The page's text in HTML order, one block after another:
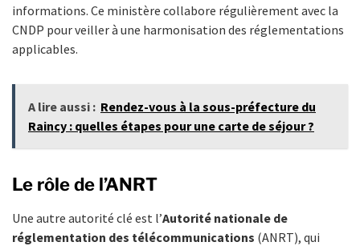
informations. Ce ministère collabore régulièrement avec la
CNDP pour veiller à une harmonisation des réglementations
applicables.
A lire aussi : Rendez-vous à la sous-préfecture du
Raincy : quelles étapes pour une carte de séjour ?
Le rôle de l’ANRT
Une autre autorité clé est l’Autorité nationale de
réglementation des télécommunications (ANRT), qui